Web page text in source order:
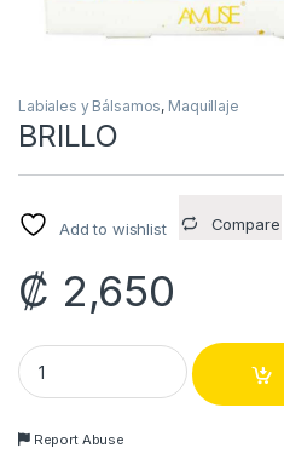
Labiales y Bálsamos, Maquillaje
BRILLO
Add to wishlist Compare
₡ 2,650
BRILLO quantity
Report Abuse